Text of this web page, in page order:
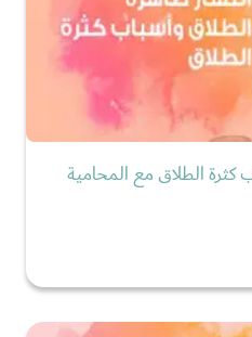
كثرة الطلاق مع المحامية